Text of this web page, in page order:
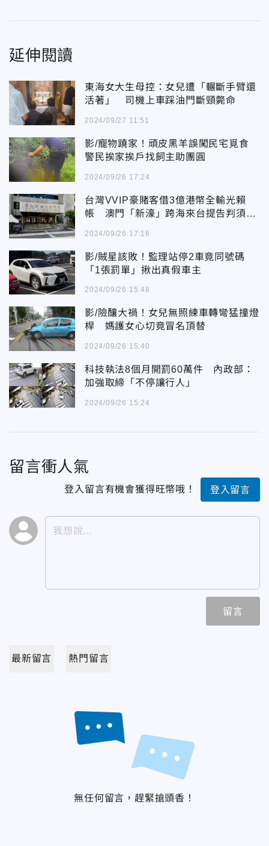
延伸閱讀
東海女大生母控：女兒遭「輾斷手臂還
活著」 司機上車踩油門斷頸斃命
2024/09/27 11:51
影/寵物蹺家！頑皮黑羊誤闖民宅覓食
警民挨家挨戶找飼主助團圓
2024/09/26 17:24
台灣VVIP豪賭客借3億港幣全輸光賴
帳 澳門「新濠」跨海來台提告判須全
2024/09/26 17:16
影/賊星該敗！監理站停2車竟同號碼
「1張罰單」揪出真假車主
2024/09/26 15:48
影/險釀大禍！女兒無照練車轉彎猛撞燈
桿 媽護女心切竟冒名頂替
2024/09/26 15:40
科技執法8個月開罰60萬件 內政部：
加強取締「不停讓行人」
2024/09/26 15:24
留言衝人氣
登入留言有機會獲得旺幣哦！ 登入留言
留言
最新留言 熱門留言
無任何留言，趕緊搶頭香！